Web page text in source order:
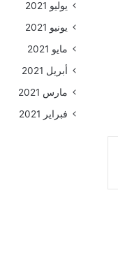
يوليو 2021
يونيو 2021
مايو 2021
أبريل 2021
مارس 2021
فبراير 2021